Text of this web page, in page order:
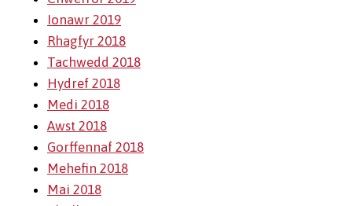
Ionawr 2019
Rhagfyr 2018
Tachwedd 2018
Hydref 2018
Medi 2018
Awst 2018
Gorffennaf 2018
Mehefin 2018
Mai 2018